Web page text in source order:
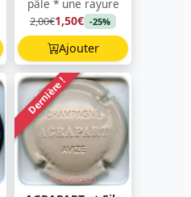
pâle * une rayure
2,00€1,50€ -25%
Ajouter
Dernière !